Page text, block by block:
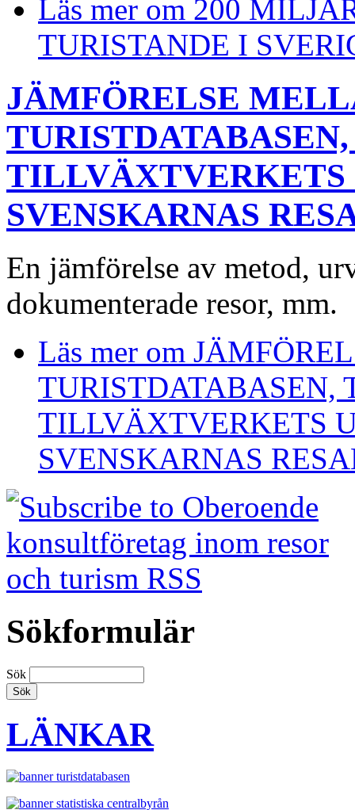
Läs mer om 200
TURISTANDE I
JÄMFÖRELSE
TILLVÄXTVERKETS
SVENSKARNAS
En jämförelse av metod,
dokumenterade resor, mm.
Läs mer om
TURISTDATABASEN,
TILLVÄXTVERKETS
SVENSKARNAS
Sökformulär
Sök
LÄNKAR